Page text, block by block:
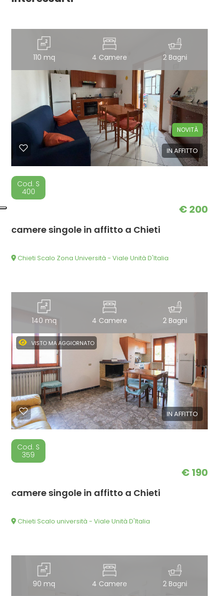
110 mq 4 Camere 2 Bagni
IN AFFITTO
NOVITÀ
Cod. S
400
€ 200
camere singole in affitto a Chieti
Chieti Scalo Zona Università - Viale Unità D'Italia
140 mq 4 Camere 2 Bagni
IN AFFITTO
VISTO MA AGGIORNATO
Cod. S
359
€ 190
camere singole in affitto a Chieti
Chieti Scalo università - Viale Unità D'Italia
90 mq 4 Camere 2 Bagni